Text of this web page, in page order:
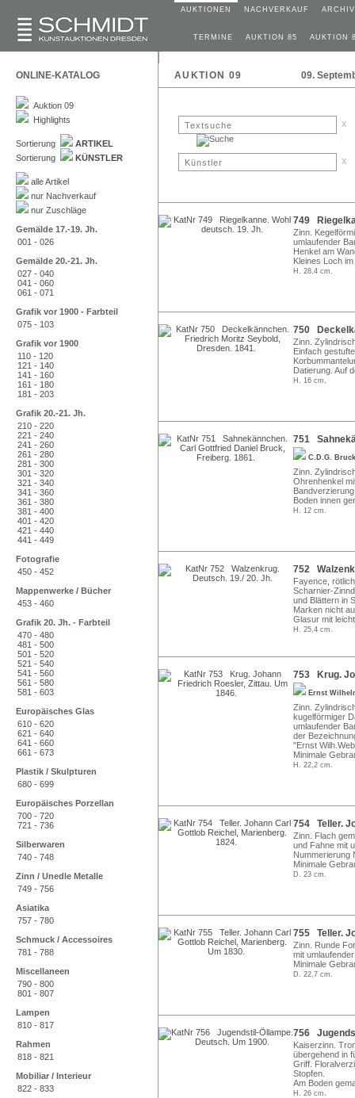
AUKTIONEN NACHVERKAUF ARCHIV
TERMINE AUKTION 85 AUKTION
ONLINE-KATALOG AUKTION 09 09.
Auktion 09
Highlights
Sortierung
ARTIKEL
Sortierung
KÜNSTLER
alle Artikel
nur Nachverkauf
nur Zuschläge
Gemälde 17.-19. Jh.
001 - 026
Gemälde 20.-21. Jh.
027 - 040
041 - 060
061 - 071
Grafik vor 1900 - Farbteil
075 - 103
Grafik vor 1900
110 - 120
121 - 140
141 - 160
161 - 180
181 - 203
Grafik 20.-21. Jh.
210 - 220
221 - 240
241 - 260
261 - 280
281 - 300
301 - 320
321 - 340
341 - 360
361 - 380
381 - 400
401 - 420
421 - 440
441 - 449
Fotografie
450 - 452
Mappenwerke / Bücher
453 - 460
Grafik 20. Jh. - Farbteil
470 - 480
481 - 500
501 - 520
521 - 540
541 - 560
561 - 580
581 - 603
Europäisches Glas
610 - 620
621 - 640
641 - 660
661 - 673
Plastik / Skulpturen
680 - 699
Europäisches Porzellan
700 - 720
721 - 736
Silberwaren
740 - 748
Zinn / Unedle Metalle
749 - 756
Asiatika
757 - 780
Schmuck / Accessoires
781 - 788
Miscellaneen
790 - 800
801 - 807
Lampen
810 - 817
Rahmen
818 - 821
Mobiliar / Interieur
822 - 833
x
x
749
Zinn.
umlaufender
Henkel am
Kleines Loch
H. 28,4 cm.
750
Zinn.
Einfach
Datierung. Auf
H. 16 cm.
751
C.D.G.
Zinn.
Ohrenhenkel
Boden innen
H. 12 cm.
752
Fayence,
Scharnier-
und Blättern in
Marken nicht
Glasur mit
H. 25,4 cm.
753 Krug.
Ernst
Zinn.
kugelförmiger
umlaufender
der
"Ernst
Minimale
H. 22,2 cm.
754 Teller.
Zinn. Flach
und Fahne mit
Nummerierung
Minimale
D. 23 cm.
755 Teller.
Zinn. Runde
mit
Minimale
D. 22,7 cm.
756
Kaiserzinn.
übergehend in
Griff.
Stopfen.
Am Boden
H. 26 cm.